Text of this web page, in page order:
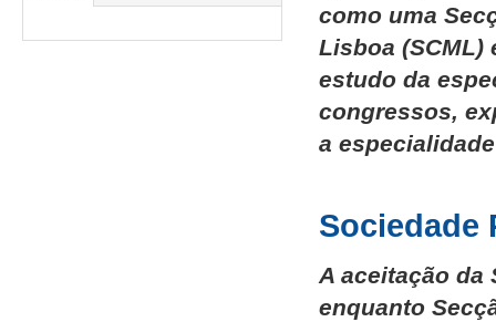
como uma
Lisboa
estudo da
congressos,
a
Sociedade
A aceitação da
enquanto